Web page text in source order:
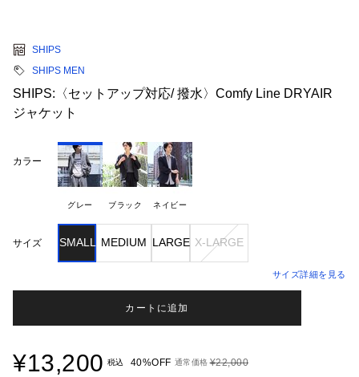
SHIPS
SHIPS MEN
SHIPS:〈セットアップ対応/ 撥水〉Comfy Line DRYAIR
ジャケット
カラー
グレー ブラック ネイビー
サイズ SMALL MEDIUM LARGE X-LARGE
サイズ詳細を見る
カートに追加
¥13,200 税込 40%OFF 通常価格 ¥22,000